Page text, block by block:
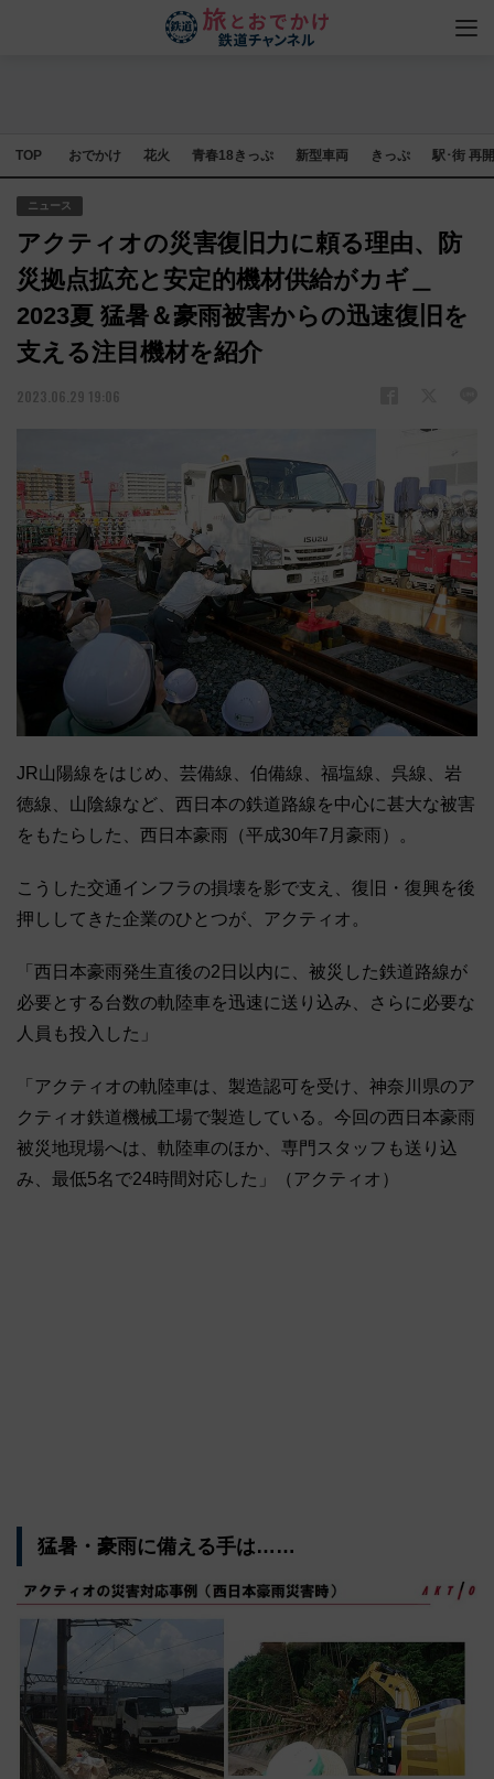
TOP おでかけ 花火 青春18きっぷ 新型車両 きっぷ 駅･街 再
ニュース
アクティオの災害復旧力に頼る理由、防
災拠点拡充と安定的機材供給がカギ＿
2023夏 猛暑＆豪雨被害からの迅速復旧を
支える注目機材を紹介
2023.06.29 19:06
JR山陽線をはじめ、芸備線、伯備線、福塩線、呉線、岩
徳線、山陰線など、西日本の鉄道路線を中心に甚大な被害
をもたらした、西日本豪雨（平成30年7月豪雨）。
こうした交通インフラの損壊を影で支え、復旧・復興を後
押ししてきた企業のひとつが、アクティオ。
「西日本豪雨発生直後の2日以内に、被災した鉄道路線が
必要とする台数の軌陸車を迅速に送り込み、さらに必要な
人員も投入した」
「アクティオの軌陸車は、製造認可を受け、神奈川県のア
クティオ鉄道機械工場で製造している。今回の西日本豪雨
被災地現場へは、軌陸車のほか、専門スタッフも送り込
み、最低5名で24時間対応した」（アクティオ）
猛暑・豪雨に備える手は……